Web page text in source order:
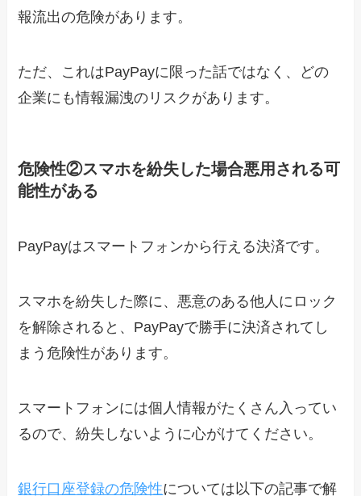
報流出の危険があります。
ただ、これはPayPayに限った話ではなく、どの
企業にも情報漏洩のリスクがあります。
危険性②スマホを紛失した場合悪用される可
能性がある
PayPayはスマートフォンから行える決済です。
スマホを紛失した際に、悪意のある他人にロック
を解除されると、PayPayで勝手に決済されてし
まう危険性があります。
スマートフォンには個人情報がたくさん入ってい
るので、紛失しないように心がけてください。
銀行口座登録の危険性については以下の記事で解